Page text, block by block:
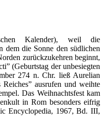
Kalender), weil die
dem die Sonne den südlichen
zurückzukehren beginnt,
(Geburtstag der unbesiegten
274 n. Chr. ließ Aurelian
ausrufen und weihte
Das Weihnachtsfest kam
in Rom besonders eifrig
Encyclopedia, 1967, Bd. III,